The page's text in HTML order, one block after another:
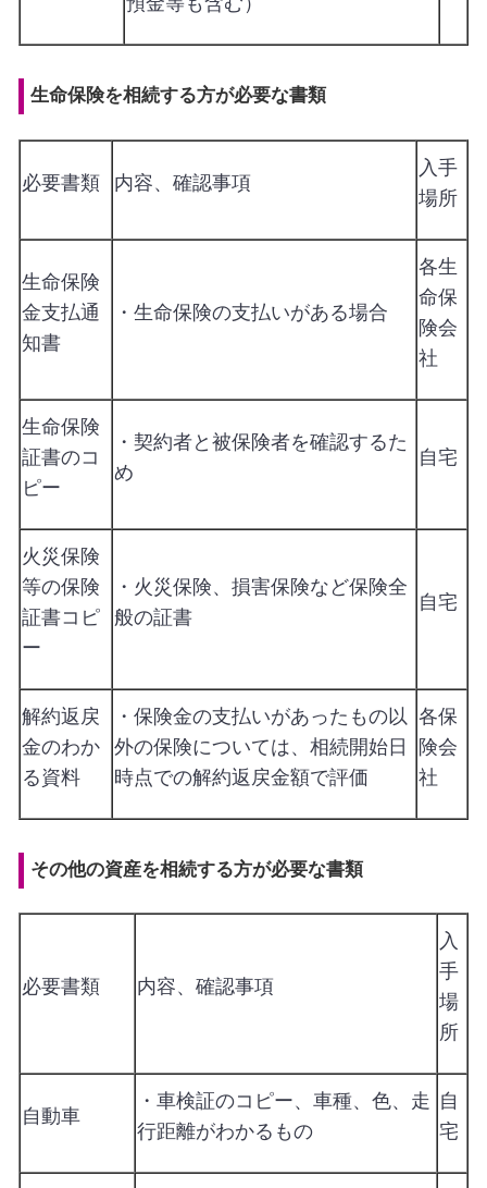
生命保険を相続する方が必要な書類
必要書類 内容、確認事項
入手
場所
生命保険
金支払通
知書
・生命保険の支払いがある場合
各生
命保
険会
社
生命保険
証書のコ
ピー
・契約者と被保険者を確認するた
め
自宅
火災保険
等の保険
証書コピ
ー
・火災保険、損害保険など保険全
般の証書
自宅
解約返戻
金のわか
る資料
・保険金の支払いがあったもの以
外の保険については、相続開始日
時点での解約返戻金額で評価
各保
険会
社
その他の資産を相続する方が必要な書類
必要書類 内容、確認事項
入
手
場
所
自動車
・車検証のコピー、車種、色、走
行距離がわかるもの
自
宅